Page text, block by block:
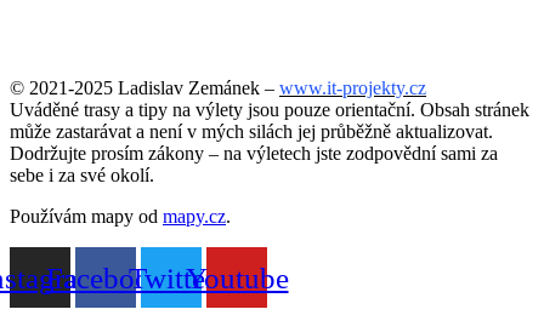
© 2021-2025 Ladislav Zemánek – www.it-projekty.cz
Uváděné trasy a tipy na výlety jsou pouze orientační. Obsah stránek
může zastarávat a není v mých silách jej průběžně aktualizovat.
Dodržujte prosím zákony – na výletech jste zodpovědní sami za
sebe i za své okolí.
Používám mapy od mapy.cz.
FacebookTwitterYoutube